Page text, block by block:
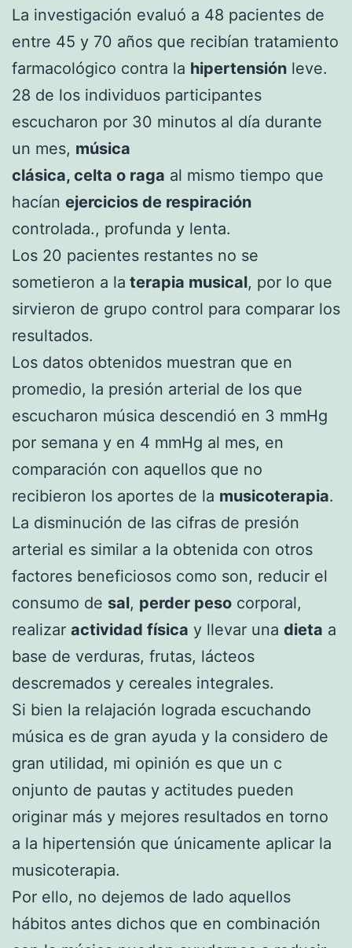
La investigación evaluó a 48 pacientes de
entre 45 y 70 años que recibían tratamiento
farmacológico contra la hipertensión leve.
28 de los individuos participantes
escucharon por 30 minutos al día durante
un mes, música
clásica, celta o raga al mismo tiempo que
hacían ejercicios de respiración
controlada., profunda y lenta.
Los 20 pacientes restantes no se
sometieron a la terapia musical, por lo que
sirvieron de grupo control para comparar los
resultados.
Los datos obtenidos muestran que en
promedio, la presión arterial de los que
escucharon música descendió en 3 mmHg
por semana y en 4 mmHg al mes, en
comparación con aquellos que no
recibieron los aportes de la musicoterapia.
La disminución de las cifras de presión
arterial es similar a la obtenida con otros
factores beneficiosos como son, reducir el
consumo de sal, perder peso corporal,
realizar actividad física y llevar una dieta a
base de verduras, frutas, lácteos
descremados y cereales integrales.
Si bien la relajación lograda escuchando
música es de gran ayuda y la considero de
gran utilidad, mi opinión es que un c
onjunto de pautas y actitudes pueden
originar más y mejores resultados en torno
a la hipertensión que únicamente aplicar la
musicoterapia.
Por ello, no dejemos de lado aquellos
hábitos antes dichos que en combinación